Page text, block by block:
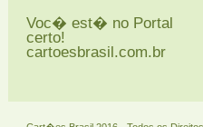
Voc� est� no Portal
certo!
cartoesbrasil.com.br